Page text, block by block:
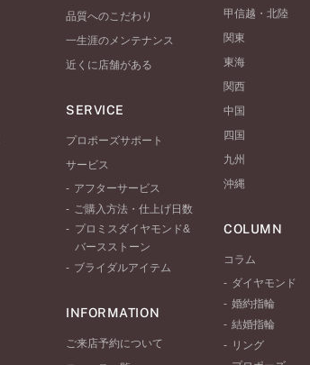
品質へのこだわり
一生涯のメンテナンス
近くに店舗がある
SERVICE
プロポーズサポート
サービス
アフターサービス
ご購入方法・仕上げ日数
プロミスダイヤモンド&
バースストーン
ブライダルアイテム
INFORMATION
ご来店予約について
甲信越・北陸
関東
東海
関西
中国
四国
九州
沖縄
COLUMN
コラム
ダイヤモンド
婚約指輪
結婚指輪
リング